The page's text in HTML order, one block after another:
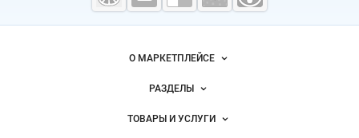
морепродукты
Важные разделы и контакты
Навигация по сайтуО МАРКЕТПЛЕЙСЕ
Новости Fishretail.ru
Размещение рекламы
РАЗДЕЛЫ
Объявления
ТОВАРЫ И УСЛУГИ